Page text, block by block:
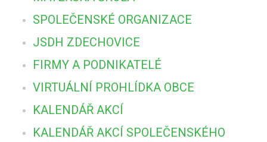
SPOLEČENSKÉ ORGANIZACE
JSDH ZDECHOVICE
FIRMY A PODNIKATELÉ
VIRTUÁLNÍ PROHLÍDKA OBCE
KALENDÁŘ AKCÍ
KALENDÁŘ AKCÍ SPOLEČENSKÉHO